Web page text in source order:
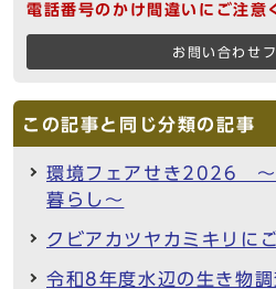
電話番号のかけ間違いにご注意
お問い合わせ
この記事と同じ分類の記事
環境フェアせき2026 ～
暮らし～
クビアカツヤカミキリに
令和8年度水辺の生き物調